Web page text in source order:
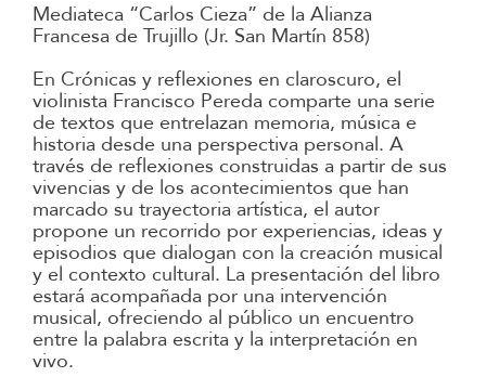
Mediateca “Carlos Cieza” de la Alianza
Francesa de Trujillo (Jr. San Martín 858)
En Crónicas y reflexiones en claroscuro, el
violinista Francisco Pereda comparte una serie
de textos que entrelazan memoria, música e
historia desde una perspectiva personal. A
través de reflexiones construidas a partir de sus
vivencias y de los acontecimientos que han
marcado su trayectoria artística, el autor
propone un recorrido por experiencias, ideas y
episodios que dialogan con la creación musical
y el contexto cultural. La presentación del libro
estará acompañada por una intervención
musical, ofreciendo al público un encuentro
entre la palabra escrita y la interpretación en
vivo.